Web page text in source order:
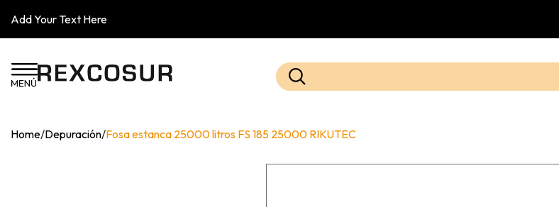
Add Your Text Here
Home/Depuración/Fosa estanca 25000 litros FS 185 25000 RIKUTEC